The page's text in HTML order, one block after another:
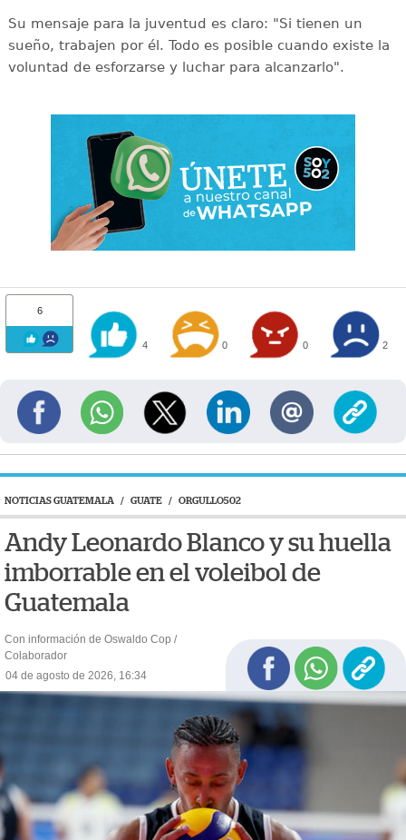
Su mensaje para la juventud es claro: "Si tienen un
sueño, trabajen por él. Todo es posible cuando existe la
voluntad de esforzarse y luchar para alcanzarlo".
6
4 0 0 2
NOTICIAS GUATEMALA / GUATE / ORGULLO502
Andy Leonardo Blanco y su huella
imborrable en el voleibol de
Guatemala
Con información de Oswaldo Cop /
Colaborador
04 de agosto de 2026, 16:34